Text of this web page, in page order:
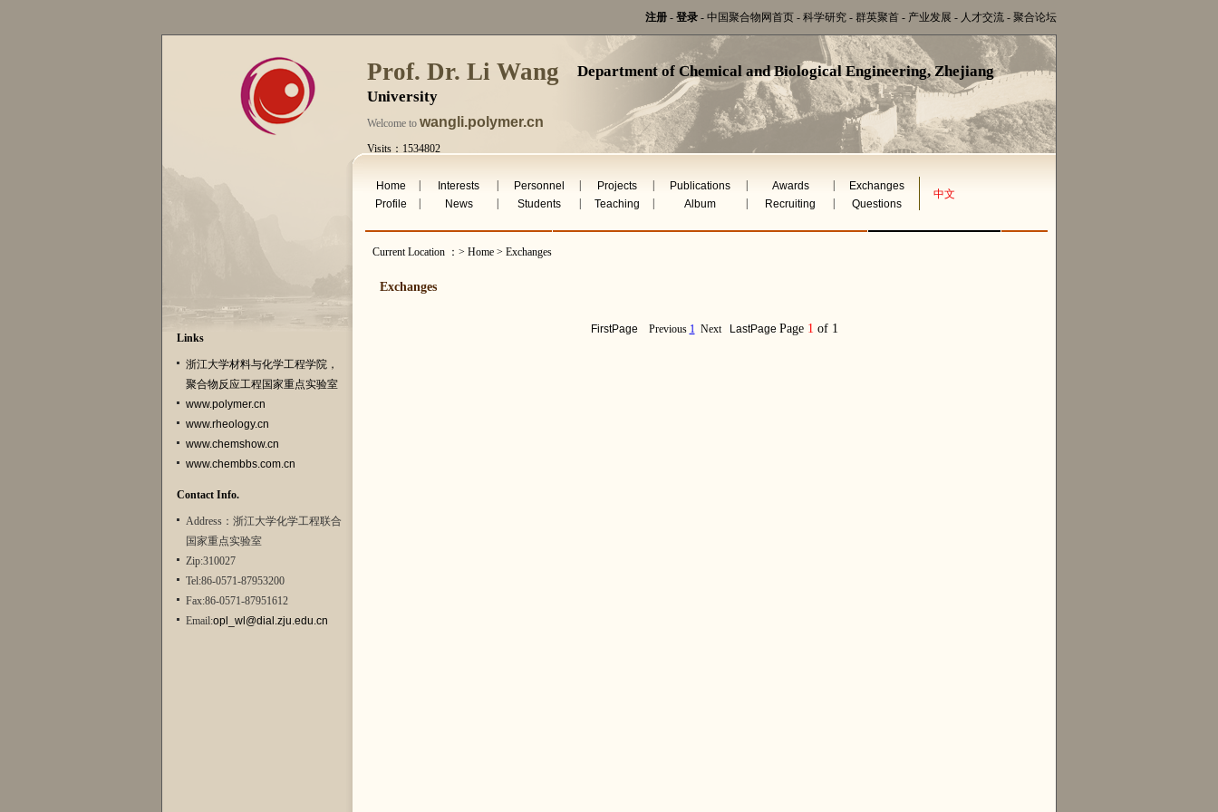
注册 - 登录 - 中国聚合物网首页 - 科学研究 - 群英聚首 - 产业发展 - 人才交流 - 聚合论坛
Prof. Dr. Li Wang
Department of Chemical and Biological Engineering, Zhejiang
University
Welcome to wangli.polymer.cn
Visits：1534802
Links
浙江大学材料与化学工程学院，
聚合物反应工程国家重点实验室
www.polymer.cn
www.rheology.cn
www.chemshow.cn
www.chembbs.com.cn
Contact Info.
Address：浙江大学化学工程联合
国家重点实验室
Zip:310027
Tel:86-0571-87953200
Fax:86-0571-87951612
Email:opl_wl@dial.zju.edu.cn
Home Interests Personnel Projects Publications Awards Exchanges
中文
Profile News Students Teaching Album Recruiting Questions
Current Location ：> Home > Exchanges
Exchanges
FirstPage Previous 1 Next LastPage Page 1 of 1